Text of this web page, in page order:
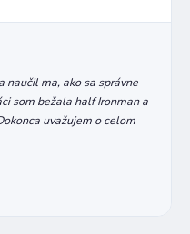
naučil ma, ako sa správne
som bežala half Ironman a
uvažujem o celom